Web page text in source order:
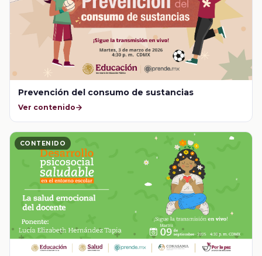
Prevención del consumo de sustancias
Ver contenido
CONTENIDO